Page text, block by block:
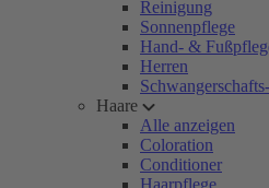
Reinigung
Sonnenpflege
Hand- &
Herren
Haare
Alle anzeigen
Coloration
Conditioner
Haarpflege